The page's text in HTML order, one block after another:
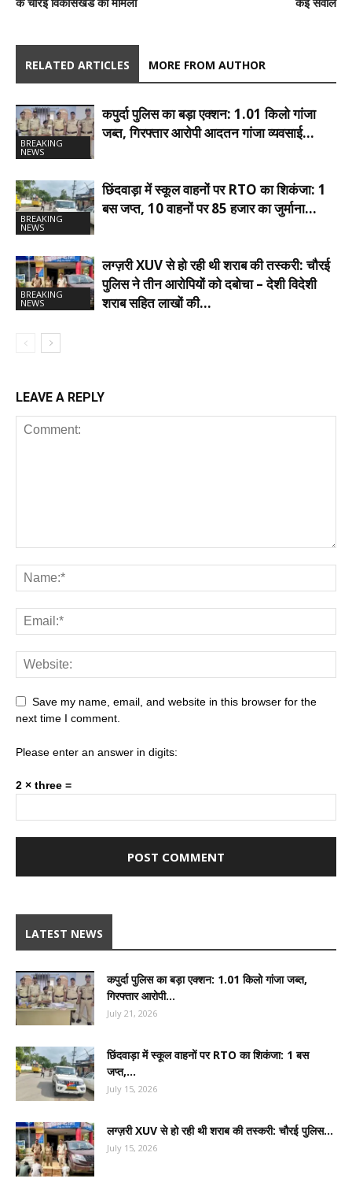
RELATED ARTICLES MORE FROM AUTHOR
BREAKING
NEWS
कपुर्दा पुलिस का बड़ा एक्शन: 1.01 किलो गांजा
जब्त, गिरफ्तार आरोपी आदतन गांजा व्यवसाई…
BREAKING
NEWS
छिंदवाड़ा में स्कूल वाहनों पर RTO का शिकंजा: 1
बस जप्त, 10 वाहनों पर 85 हजार का जुर्माना…
BREAKING
NEWS
लग्ज़री XUV से हो रही थी शराब की तस्करी: चौरई
पुलिस ने तीन आरोपियों को दबोचा – देशी विदेशी
शराब सहित लाखों की…
LEAVE A REPLY
Save my name, email, and website in this browser for the
next time I comment.
Please enter an answer in digits:
2 × three =
LATEST NEWS
कपुर्दा पुलिस का बड़ा एक्शन: 1.01 किलो गांजा जब्त,
गिरफ्तार आरोपी...
July 21, 2026
छिंदवाड़ा में स्कूल वाहनों पर RTO का शिकंजा: 1 बस
जप्त,...
July 15, 2026
लग्ज़री XUV से हो रही थी शराब की तस्करी: चौरई पुलिस...
July 15, 2026